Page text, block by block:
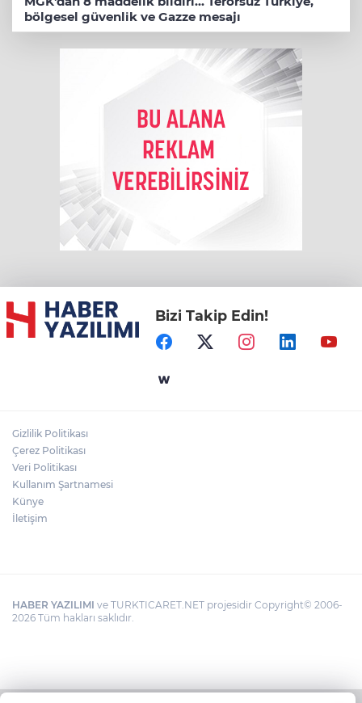
bölgesel güvenlik ve Gazze mesajı
Bizi Takip Edin!
Gizlilik Politikası
Çerez Politikası
Veri Politikası
Kullanım Şartnamesi
Künye
İletişim
HABER YAZILIMI ve TURKTICARET.NET projesidir Copyright© 2006-
2026 Tüm hakları saklıdır.